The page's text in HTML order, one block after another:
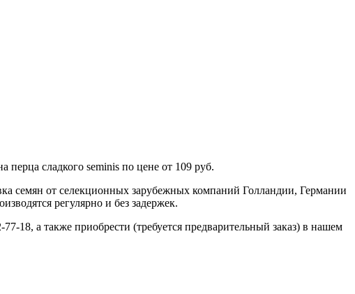
сладкого seminis по цене от 109 руб.
семян от селекционных зарубежных компаний Голландии, Германии
регулярно и без задержек.
18, а также приобрести (требуется предварительный заказ) в нашем